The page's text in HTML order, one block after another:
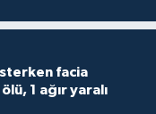
facia
1 ağır yaralı